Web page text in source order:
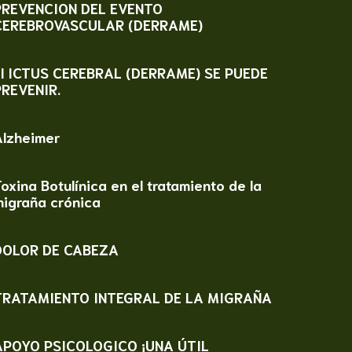
DEL EVENTO
(DERRAME)
ICTUS CEREBRAL (DERRAME) SE PUEDE
Botulínica en el tratamiento de la
crónica
DE CABEZA
INTEGRAL DE LA MIGRAÑA
PSICOLOGICO ¡UNA ÚTIL